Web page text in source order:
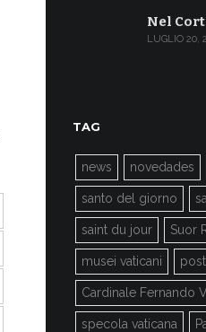
Nel
LUGLIO 20,
TAG
news novedades
santo del giorno
saint du jour Suor
musei vaticani
Cardinale Fernando
specola vaticana